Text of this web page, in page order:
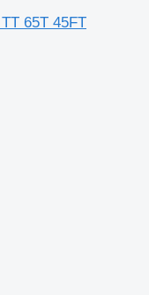
65T 45FT